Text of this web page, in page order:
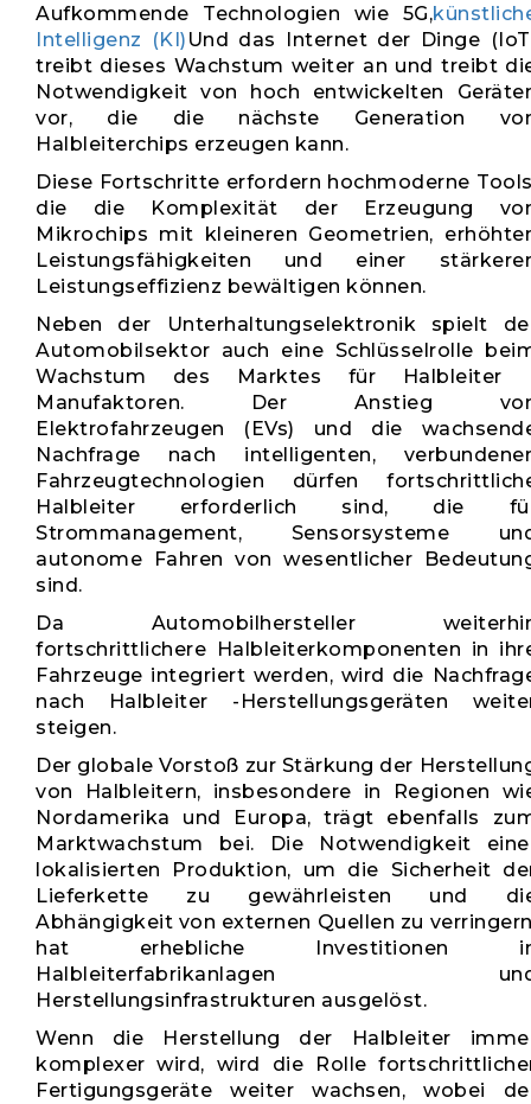
Aufkommende Technologien wie 5G,
Intelligenz (KI) Und das Internet der Dinge
treibt dieses Wachstum weiter an und treibt
Notwendigkeit von hoch entwickelten
vor, die die nächste Generation
Halbleiterchips erzeugen kann.
Diese Fortschritte erfordern hochmoderne
die die Komplexität der Erzeugung
Mikrochips mit kleineren Geometrien,
Leistungsfähigkeiten und einer
Leistungseffizienz bewältigen können.
Neben der Unterhaltungselektronik spielt
Automobilsektor auch eine Schlüsselrolle
Wachstum des Marktes für Halbleiter
Manufaktoren. Der Anstieg
Elektrofahrzeugen (EVs) und die
Nachfrage nach intelligenten,
Fahrzeugtechnologien dürfen
Halbleiter erforderlich sind, die
Strommanagement, Sensorsysteme
autonome Fahren von wesentlicher
sind.
Da Automobilhersteller
fortschrittlichere Halbleiterkomponenten in
Fahrzeuge integriert werden, wird die
nach Halbleiter -Herstellungsgeräten
steigen.
Der globale Vorstoß zur Stärkung der
von Halbleitern, insbesondere in Regionen
Nordamerika und Europa, trägt ebenfalls
Marktwachstum bei. Die Notwendigkeit
lokalisierten Produktion, um die Sicherheit
Lieferkette zu gewährleisten und
Abhängigkeit von externen Quellen zu
hat erhebliche Investitionen
Halbleiterfabrikanlagen
Herstellungsinfrastrukturen ausgelöst.
Wenn die Herstellung der Halbleiter
komplexer wird, wird die Rolle
Fertigungsgeräte weiter wachsen, wobei